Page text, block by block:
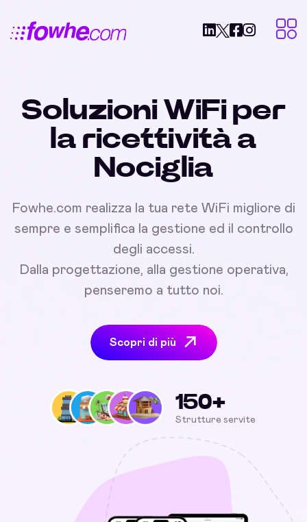
Soluzioni WiFi per
la ricettività a
Nociglia
Fowhe.com realizza la tua rete WiFi migliore di
sempre e semplifica la gestione ed il controllo
degli accessi.
Dalla progettazione, alla gestione operativa,
penseremo a tutto noi.
Scopri di più
150+
Strutture servite